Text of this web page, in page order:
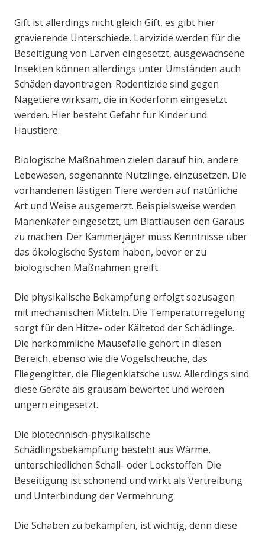
Gift ist allerdings nicht gleich Gift, es gibt hier
gravierende Unterschiede. Larvizide werden für die
Beseitigung von Larven eingesetzt, ausgewachsene
Insekten können allerdings unter Umständen auch
Schäden davontragen. Rodentizide sind gegen
Nagetiere wirksam, die in Köderform eingesetzt
werden. Hier besteht Gefahr für Kinder und
Haustiere.
Biologische Maßnahmen zielen darauf hin, andere
Lebewesen, sogenannte Nützlinge, einzusetzen. Die
vorhandenen lästigen Tiere werden auf natürliche
Art und Weise ausgemerzt. Beispielsweise werden
Marienkäfer eingesetzt, um Blattläusen den Garaus
zu machen. Der Kammerjäger muss Kenntnisse über
das ökologische System haben, bevor er zu
biologischen Maßnahmen greift.
Die physikalische Bekämpfung erfolgt sozusagen
mit mechanischen Mitteln. Die Temperaturregelung
sorgt für den Hitze- oder Kältetod der Schädlinge.
Die herkömmliche Mausefalle gehört in diesen
Bereich, ebenso wie die Vogelscheuche, das
Fliegengitter, die Fliegenklatsche usw. Allerdings sind
diese Geräte als grausam bewertet und werden
ungern eingesetzt.
Die biotechnisch-physikalische
Schädlingsbekämpfung besteht aus Wärme,
unterschiedlichen Schall- oder Lockstoffen. Die
Beseitigung ist schonend und wirkt als Vertreibung
und Unterbindung der Vermehrung.
Die Schaben zu bekämpfen, ist wichtig, denn diese